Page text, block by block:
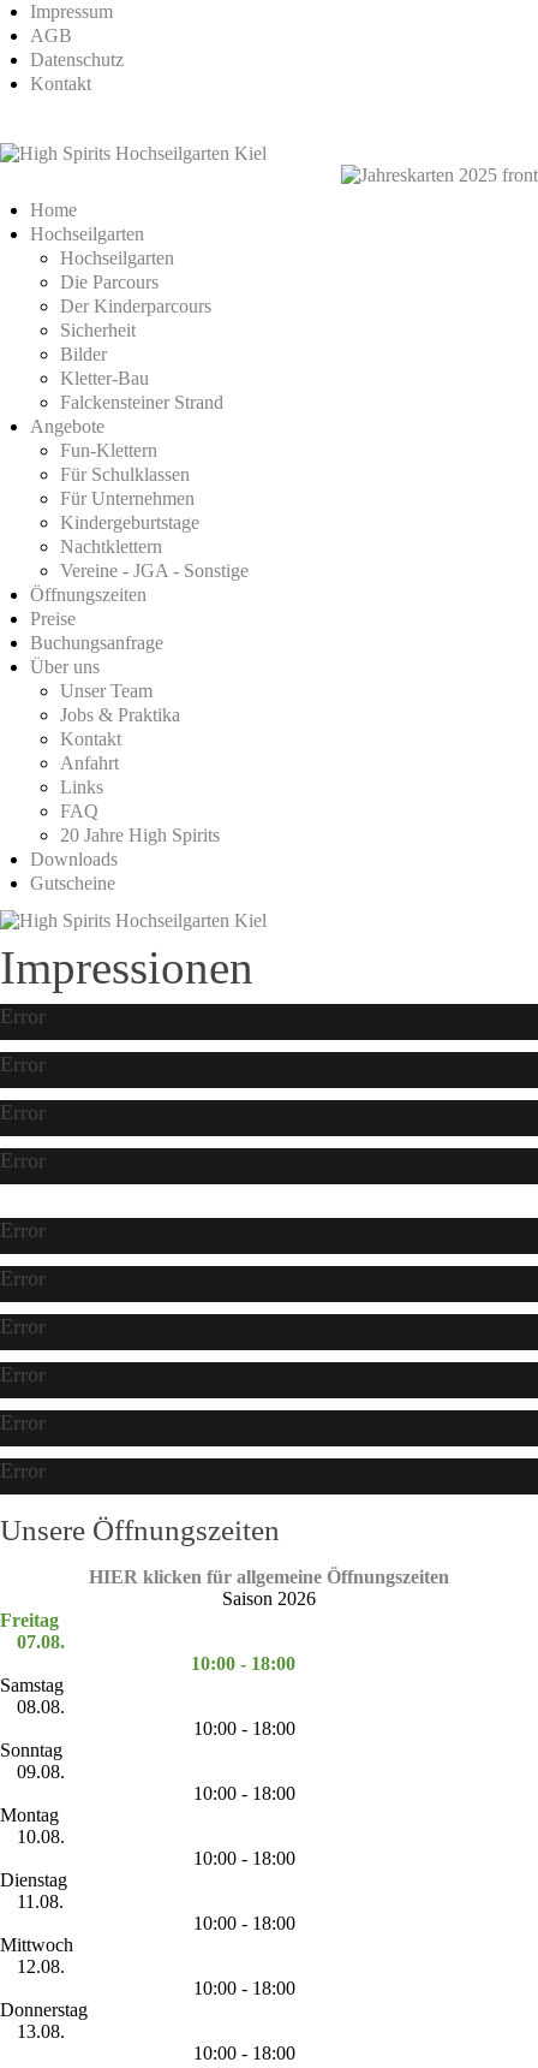
Impressum
AGB
Datenschutz
Kontakt
Home
Hochseilgarten
Hochseilgarten
Die Parcours
Der Kinderparcours
Sicherheit
Bilder
Kletter-Bau
Falckensteiner Strand
Angebote
Fun-Klettern
Für Schulklassen
Für Unternehmen
Kindergeburtstage
Nachtklettern
Vereine - JGA - Sonstige
Öffnungszeiten
Preise
Buchungsanfrage
Über uns
Unser Team
Jobs & Praktika
Kontakt
Anfahrt
Links
FAQ
20 Jahre High Spirits
Downloads
Gutscheine
Impressionen
Error
Error
Error
Error
Error
Error
Error
Error
Error
Error
Unsere Öffnungszeiten
HIER klicken für allgemeine Öffnungszeiten
Saison 2026
Freitag
07.08.
10:00 - 18:00
Samstag
08.08.
10:00 - 18:00
Sonntag
09.08.
10:00 - 18:00
Montag
10.08.
10:00 - 18:00
Dienstag
11.08.
10:00 - 18:00
Mittwoch
12.08.
10:00 - 18:00
Donnerstag
13.08.
10:00 - 18:00